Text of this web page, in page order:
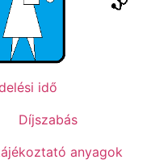
idő
Díjszabás
anyagok